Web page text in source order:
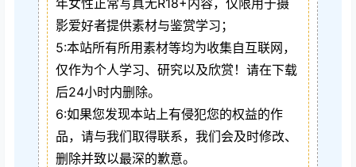
影爱好者提供素材与鉴赏学习；
5:本站所有所用素材等均为收集自互联网，
仅作为个人学习、研究以及欣赏！请在下载
后24小时内删除。
6:如果您发现本站上有侵犯您的权益的作
品，请与我们取得联系，我们会及时修改、
删除并致以最深的歉意。